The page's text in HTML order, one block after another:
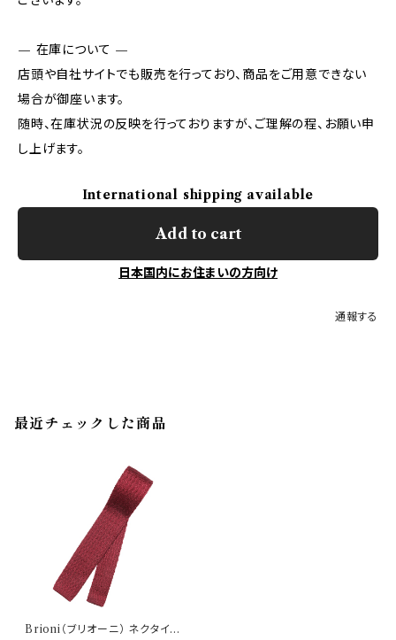
— 在庫について —
店頭や自社サイトでも販売を行っており、商品をご用意できない
場合が御座います。
随時、在庫状況の反映を行っておりますが、ご理解の程、お願い申
し上げます。
International shipping available
Add to cart
日本国内にお住まいの方向け
通報する
最近チェックした商品
Brioni（ブリオーニ） ネクタイ T